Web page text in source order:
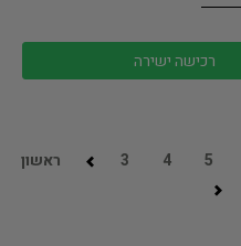
רכישה ישירה
ראשון 3 4 5